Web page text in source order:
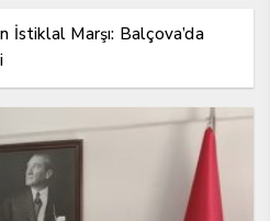
İstiklal Marşı: Balçova’da